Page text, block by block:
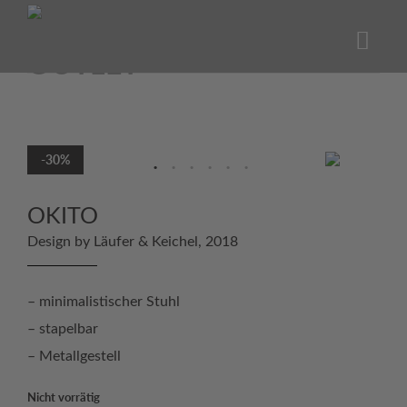
-30%
OKITO
Design by Läufer & Keichel, 2018
– minimalistischer Stuhl
– stapelbar
– Metallgestell
Nicht vorrätig